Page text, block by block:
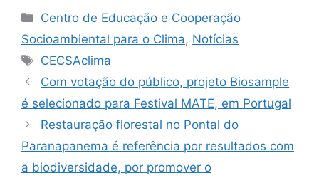
Centro de Educação e Cooperação
Socioambiental para o Clima, Notícias
CECSAclima
Com votação do público, projeto Biosample
é selecionado para Festival MATE, em Portugal
Restauração florestal no Pontal do
Paranapanema é referência por resultados com
a biodiversidade, por promover o